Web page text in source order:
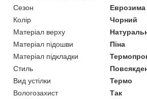
Сезон
Еврозима
Колір
Чорний
Матеріал верху
Матеріал підошви
Піна
Матеріал підкладки
Стиль
Вид устілки
Термо
Вологозахист
Так